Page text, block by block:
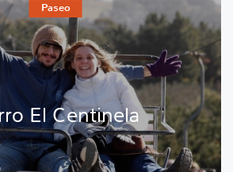
Paseo
El Centinela